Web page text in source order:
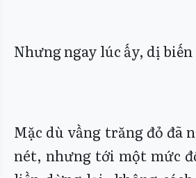
Nhưng ngay lúc ấy, dị
Mặc dù vầng trăng đỏ đã
nét, nhưng tới một mức